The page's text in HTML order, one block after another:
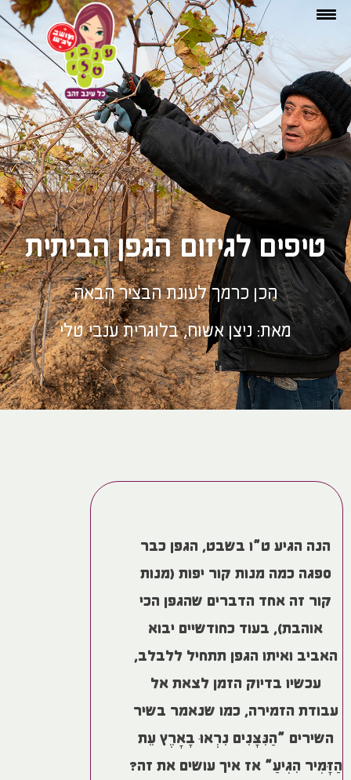
טיפים לגיזום הגפן הביתית
הכן כרמך לעונת הבציר הבאה
מאת: ניצן אשוח, בלוגרית ענבי טלי
הנה הגיע ט”ו בשבט, הגפן כבר
ספגה כמה מנות קור יפות (מנות
קור זה אחד הדברים שהגפן הכי
אוהבת), בעוד כחודשיים יבוא
האביב ואיתו הגפן תתחיל ללבלב,
עכשיו בדיוק הזמן לצאת אל
עבודת הזמירה, כמו שנאמר בשיר
השירים “הַנִּצָּנִים נִרְאוּ בָאָרֶץ עֵת
הַזָּמִיר הִגִּיעַ” אז איך עושים את זה?